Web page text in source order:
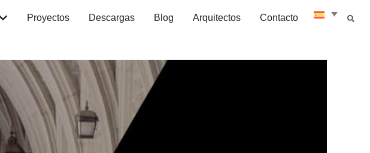
Proyectos Descargas Blog Arquitectos Contacto